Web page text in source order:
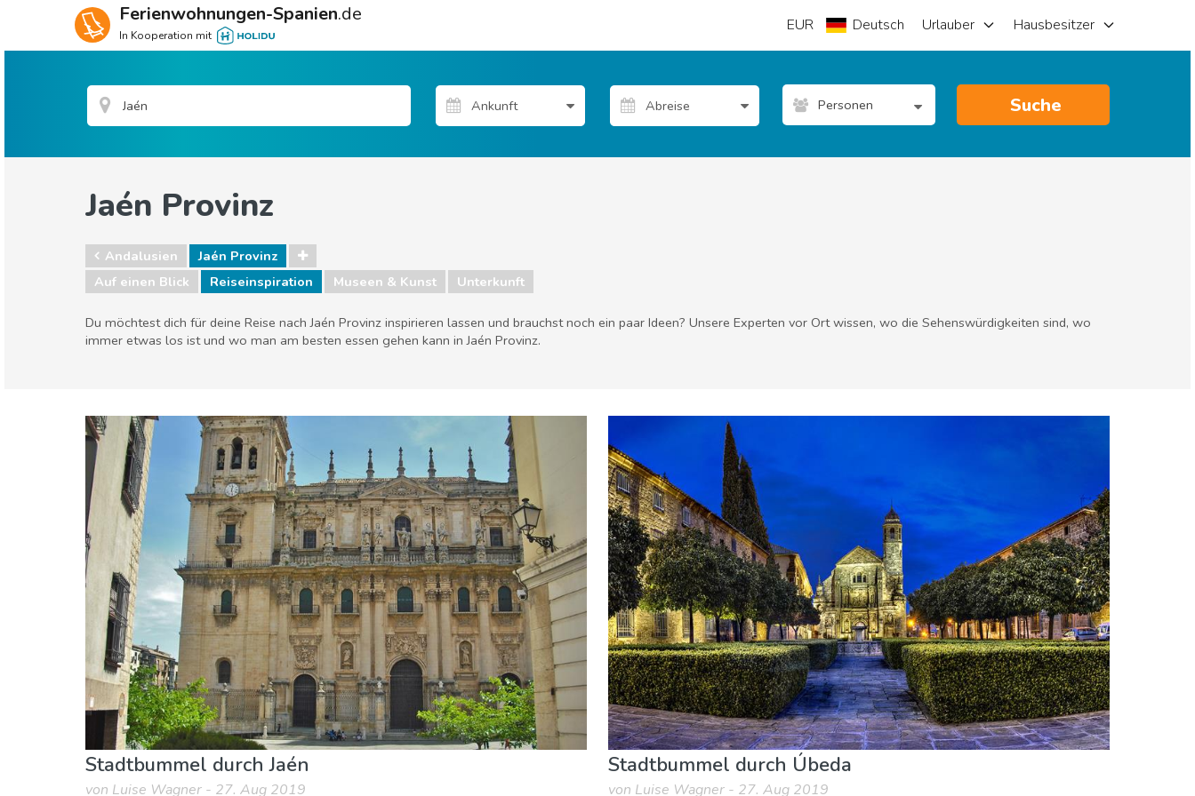
Ferienwohnungen-Spanien.de
In Kooperation mit
EUR Deutsch Urlauber Hausbesitzer
Personen Suche
Jaén Provinz
Andalusien
Jaén Provinz
Auf einen Blick
Reiseinspiration Museen & Kunst Unterkunft
Du möchtest dich für deine Reise nach Jaén Provinz inspirieren lassen und brauchst noch ein paar Ideen? Unsere Experten vor Ort wissen, wo die Sehenswürdigkeiten sind, wo
immer etwas los ist und wo man am besten essen gehen kann in Jaén Provinz.
Museen & Kunst
Unterkunft
Stadtbummel durch Jaén
von Luise Wagner - 27. Aug 2019
Stadtbummel durch Úbeda
von Luise Wagner - 27. Aug 2019